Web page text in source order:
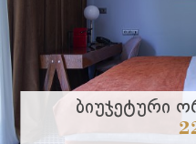
Ბიუჯეტური